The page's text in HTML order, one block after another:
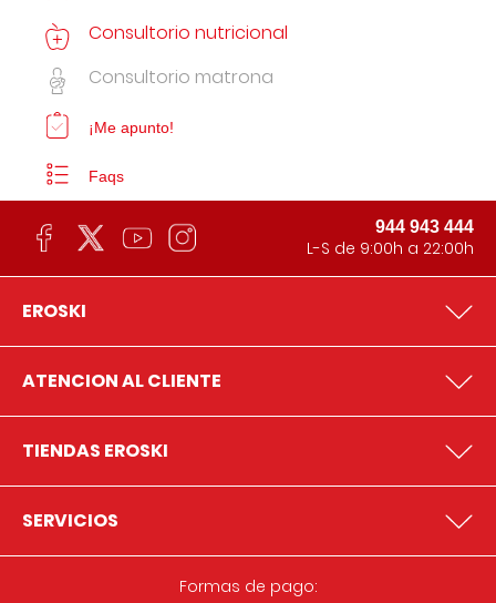
Consultorio nutricional
Consultorio matrona
¡Me apunto!
Faqs
944 943 444
L-S de 9:00h a 22:00h
EROSKI
ATENCION AL CLIENTE
TIENDAS EROSKI
SERVICIOS
Formas de pago: